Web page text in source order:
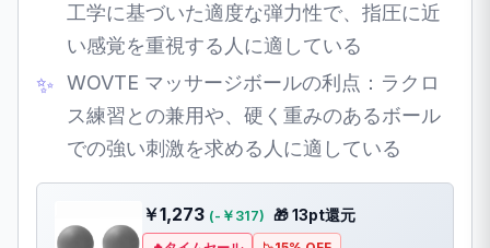
工学に基づいた適度な弾力性で、指圧に近
い感覚を重視する人に適している
WOVTE マッサージボールの利点：ラクロ
ス練習との兼用や、硬く重みのあるボール
での強い刺激を求める人に適している
￥1,273 (-￥317) 🎁 13pt還元